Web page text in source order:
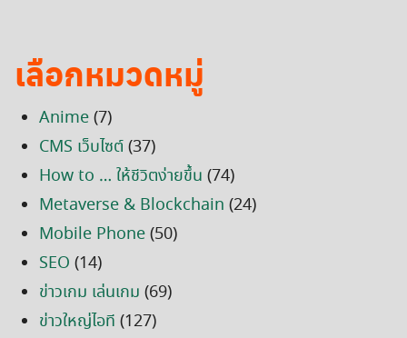
เลือกหมวดหมู่
Anime(7)
CMS เว็บไซต์(37)
How to … ให้ชีวิตง่ายขึ้น (74)
Metaverse & Blockchain (24)
Mobile Phone(50)
SEO (14)
ข่าวเกม เล่นเกม (69)
ข่าวใหญ่ไอที (127)